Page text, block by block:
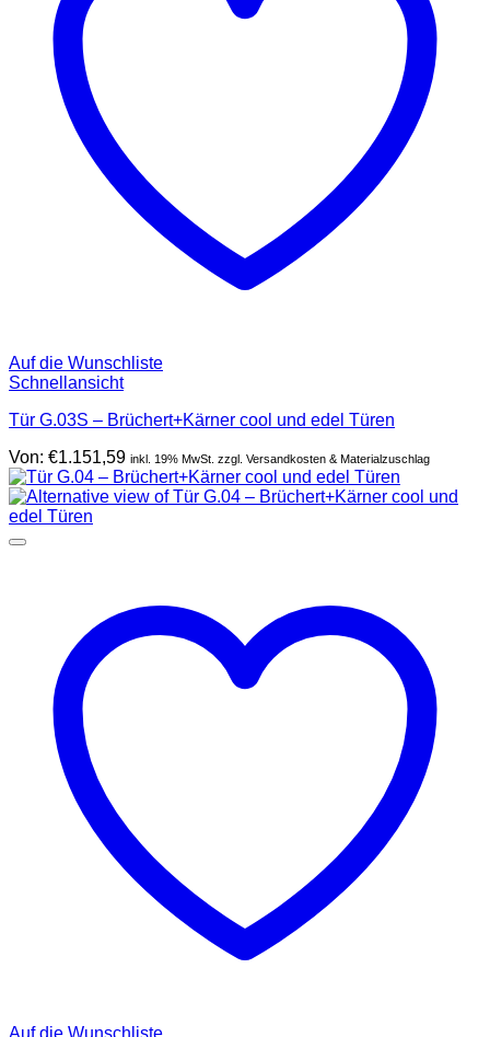
Auf die Wunschliste
Schnellansicht
Tür G.03S – Brüchert+Kärner cool und edel Türen
Von: €1.151,59 inkl. 19% MwSt. zzgl. Versandkosten & Materialzuschlag
Auf die Wunschliste